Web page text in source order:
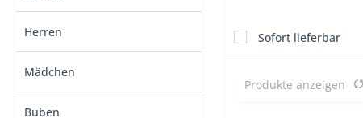
Herren
Mädchen
Buben
Sofort lieferbar
Produkte anzeigen